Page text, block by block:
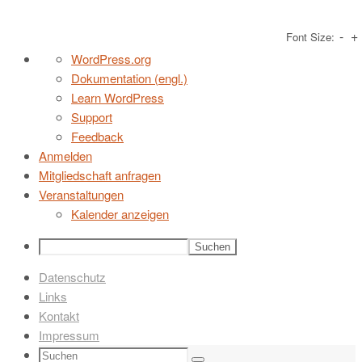
Zum
Über
WordPress
WordPress.org
Dokumentation (engl.)
Learn WordPress
Support
Feedback
Anmelden
Mitgliedschaft anfragen
Veranstaltungen
Kalender anzeigen
Suchen
Datenschutz
Links
Kontakt
Impressum
Suchen
Font Size: - +